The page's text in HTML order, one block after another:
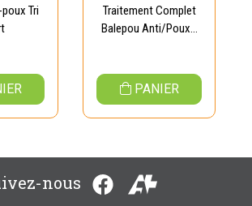
Tri
Traitement Complet
Balepou Anti/Poux...
PANIER
nous